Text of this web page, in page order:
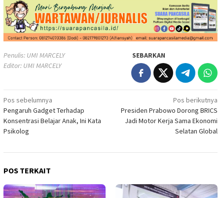
Penulis: UMI MARCELY
Editor: UMI MARCELY
SEBARKAN
Navigasi
pos
Pos sebelumnya
Pengaruh Gadget Terhadap
Konsentrasi Belajar Anak, Ini Kata
Psikolog
Pos berikutnya
Presiden Prabowo Dorong BRICS
Jadi Motor Kerja Sama Ekonomi
Selatan Global
POS TERKAIT